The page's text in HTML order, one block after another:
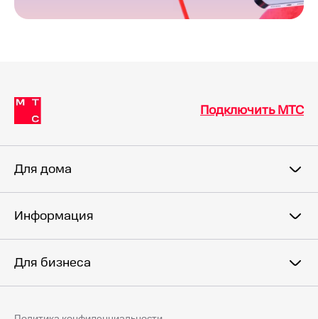
Подключить МТС
Для дома
Информация
Для бизнеса